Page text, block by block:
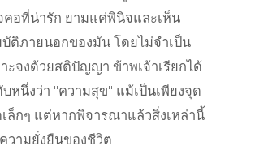
คอที่น่ารัก ยามแค่พินิจและเห็น
ติภายนอกของมัน โดยไม่จำเป็น
าะจงด้วยสติปัญญา ข้าพเจ้าเรียกได้
หนึ่งว่า "ความสุข" แม้เป็นเพียงจุด
เล็กๆ แต่หากพิจารณาแล้วสิ่งเหล่านี้
วามยั่งยืนของชีวิต